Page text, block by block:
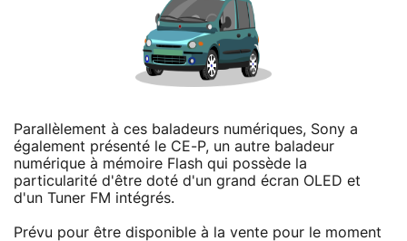
Parallèlement à ces baladeurs numériques, Sony a
également présenté le CE-P, un autre baladeur
numérique à mémoire Flash qui possède la
particularité d'être doté d'un grand écran OLED et
d'un Tuner FM intégrés.
Prévu pour être disponible à la vente pour le moment